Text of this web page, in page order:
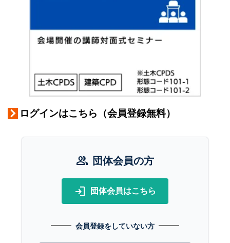
ログインはこちら（会員登録無料）
group 団体会員の方
login 団体会員はこちら
会員登録をしていない方